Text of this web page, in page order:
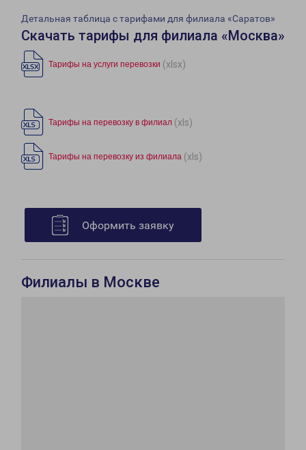
Детальная таблица с тарифами для филиала «Саратов»
Скачать тарифы для филиала «Москва»
Тарифы на услуги перевозки (xlsx)
Тарифы на перевозку в филиал (xls)
Тарифы на перевозку из филиала (xls)
Оформить заявку
Филиалы в Москве